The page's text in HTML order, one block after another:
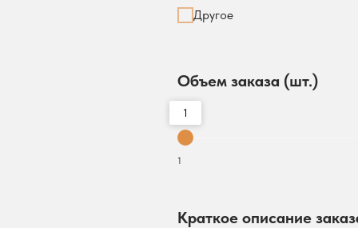
Другое
Объем заказа (шт.)
1
1
Краткое описание